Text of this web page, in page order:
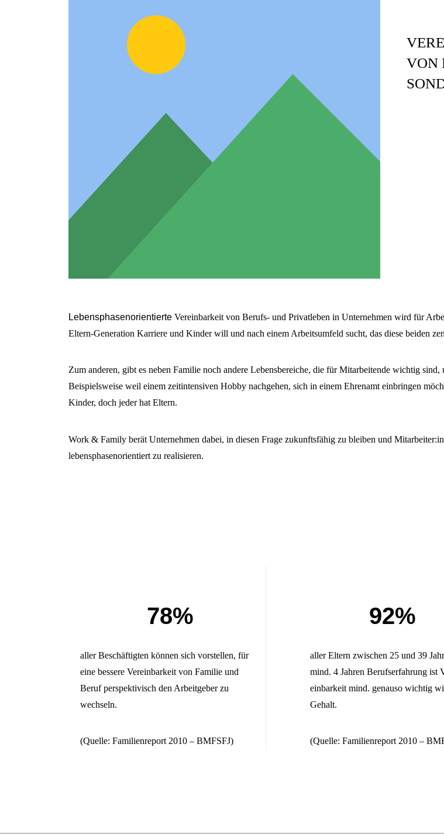
VON
Lebensphasenorientierte Vereinbarkeit von Berufs- und Privatleben in Unternehmen wird für
Eltern-Generation Karriere und Kinder will und nach einem Arbeitsumfeld sucht, das diese beiden
Zum anderen, gibt es neben Familie noch andere Lebensbereiche, die für Mitarbeitende wichtig
Beispielsweise weil einem zeitintensiven Hobby nachgehen, sich in einem Ehrenamt einbringen
Kinder, doch jeder hat Eltern.
Work & Family berät Unternehmen dabei, in diesen Frage zukunftsfähig zu bleiben und
lebensphasenorientiert zu realisieren.
78%
aller Beschäftigten können sich vorstellen, für
eine bessere Vereinbarkeit von Familie und
Beruf perspektivisch den Arbeitgeber zu
wechseln.
(Quelle: Familienreport 2010 – BMFSFJ)
92%
aller Eltern zwischen 25 und 39
mind. 4 Jahren Berufserfahrung ist
einbarkeit mind. genauso wichtig
Gehalt.
(Quelle: Familienreport 2010 –